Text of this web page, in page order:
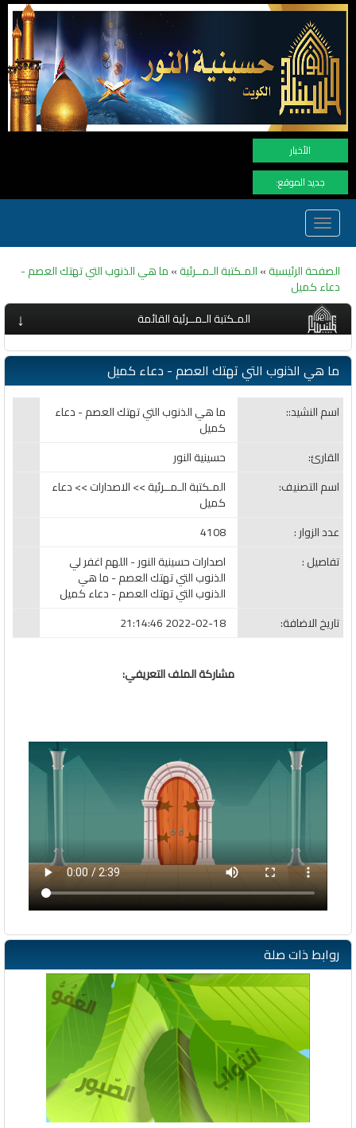
الأخبار
جديد الموقع:
Toggle
navigation
الصفحة الرئيسية»المـكتبة الـمــرئية»ما هي الذنوب التي تهتك العصم -
دعاء كميل
↓ المـكتبة الـمــرئية القائمة
ما هي الذنوب التي تهتك العصم - دعاء كميل
اسم النشيد:: ما هي الذنوب التي تهتك العصم - دعاء
كميل
القارئ:
حسينية النور
اسم التصنيف:
المـكتبة الـمــرئية >> الاصدارات >> دعاء
كميل
عدد الزوار :
4108
تفاصيل :
اصدارات حسينية النور - اللهم اغفر لي
الذنوب التي تهتك العصم - ما هي
الذنوب التي تهتك العصم - دعاء كميل
تاريخ الاضافة:
2022-02-18 21:14:46
مشاركة الملف التعريفي:
روابط ذات صلة